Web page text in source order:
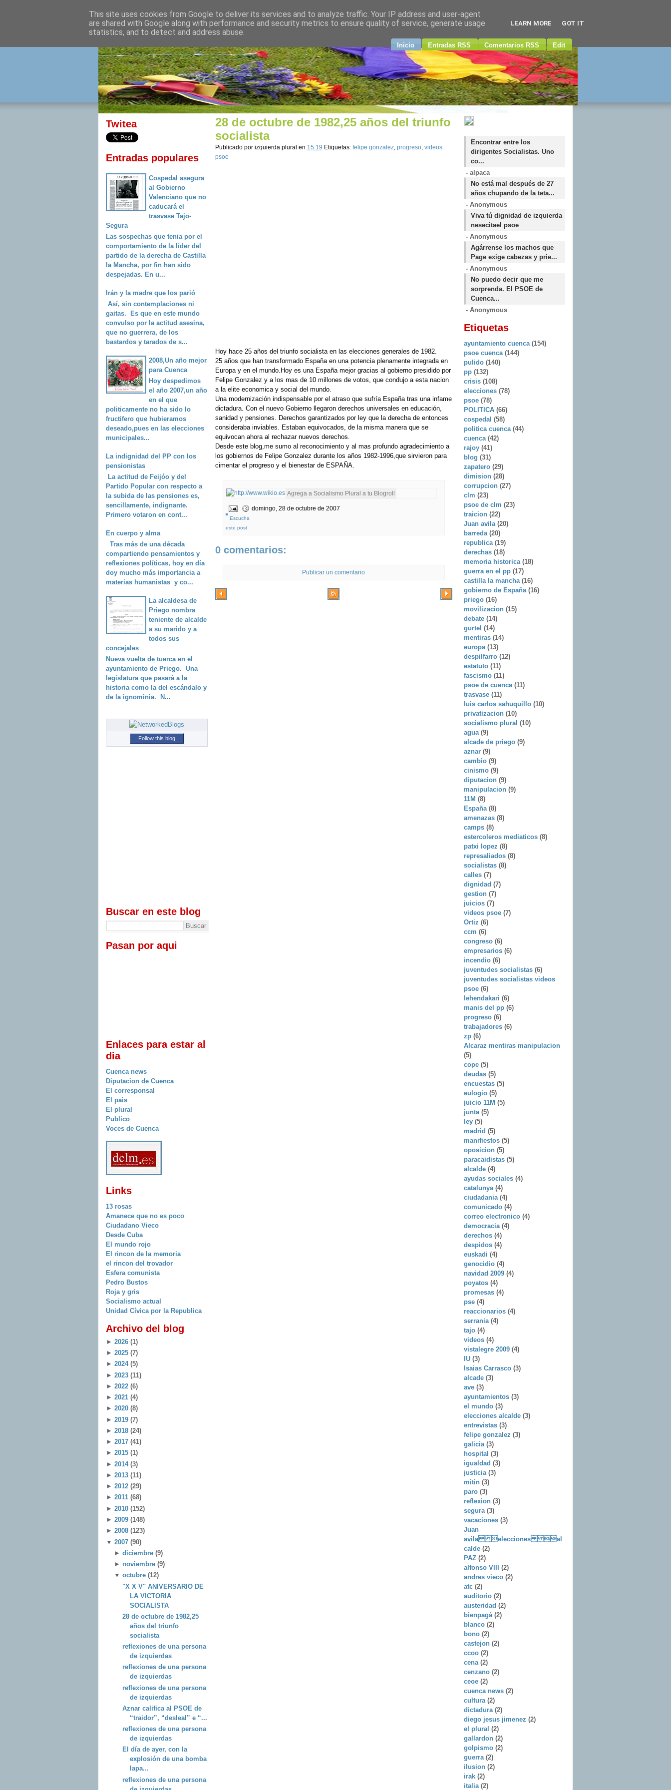
izquierda plural
Inicio Entradas RSS Comentarios RSS Edit
Twitea
Entradas populares
Cospedal asegura
al Gobierno
Valenciano que no
caducará el
trasvase Tajo-
Segura
Las sospechas que tenia por el
comportamiento de la líder del
partido de la derecha de Castilla
la Mancha, por fin han sido
despejadas. En u...
Irán y la madre que los parió
Así, sin contemplaciones ni
gaitas. Es que en este mundo
convulso por la actitud asesina,
que no guerrera, de los
bastardos y tarados de s...
2008,Un año mejor
para Cuenca
Hoy despedimos
el año 2007,un año
en el que
politicamente no ha sido lo
fructifero que hubieramos
deseado,pues en las elecciones
municipales...
La indignidad del PP con los
pensionistas
La actitud de Feijóo y del
Partido Popular con respecto a
la subida de las pensiones es,
sencillamente, indignante.
Primero votaron en cont...
En cuerpo y alma
Tras más de una década
compartiendo pensamientos y
reflexiones políticas, hoy en día
doy mucho más importancia a
materias humanistas y co...
La alcaldesa de
Priego nombra
teniente de alcalde
a su marido y a
todos sus
concejales
Nueva vuelta de tuerca en el
ayuntamiento de Priego. Una
legislatura que pasará a la
historia como la del escándalo y
de la ignominia. N...
Follow this blog
Buscar en este blog
Pasan por aqui
Enlaces para estar al
dia
Cuenca news
Diputacion de Cuenca
El corresponsal
El pais
El plural
Publico
Voces de Cuenca
Links
13 rosas
Amanece que no es poco
Ciudadano Vieco
Desde Cuba
El mundo rojo
El rincon de la memoria
el rincon del trovador
Esfera comunista
Pedro Bustos
Roja y gris
Socialismo actual
Unidad Cívica por la Republica
Archivo del blog
► 2026 (1)
► 2025 (7)
► 2024 (5)
► 2023 (11)
► 2022 (6)
► 2021 (4)
► 2020 (8)
► 2019 (7)
► 2018 (24)
► 2017 (41)
► 2015 (1)
► 2014 (3)
► 2013 (11)
► 2012 (29)
► 2011 (68)
► 2010 (152)
► 2009 (148)
► 2008 (123)
▼ 2007 (90)
► diciembre (9)
► noviembre (9)
▼ octubre (12)
"X X V" ANIVERSARIO DE
LA VICTORIA
SOCIALISTA
28 de octubre de 1982,25
años del triunfo
socialista
reflexiones de una persona
de izquierdas
reflexiones de una persona
de izquierdas
reflexiones de una persona
de izquierdas
Aznar califica al PSOE de
“traidor”, “desleal” e “...
reflexiones de una persona
de izquierdas
El día de ayer, con la
explosión de una bomba
lapa...
reflexiones de una persona
28 de octubre de 1982,25 años del triunfo
socialista
Publicado por izquierda plural en 15:19 Etiquetas: felipe gonzalez, progreso, videos
psoe
Hoy hace 25 años del triunfo socialista en las elecciones generales de 1982.
25 años que han transformado España en una potencia plenamente integrada en
Europa y en el mundo.Hoy es una España mejor gracias al gobierno presidido por
Felipe Gonzalez y a los mas de 10 millones de votos, que condujo a esta nacion
a la elite economica y social del mundo.
Una modernización indispensable por el atraso que sufría España tras una infame
dictadura. Con el nuevo Gobierno llegaron derechos universales en educación,
sanidad y pensiones. Derechos garantizados por ley que la derecha de entonces
consideraba inviables. Estaban equivocados, de la misma manera que se
equivocan ahora al rechazar nuevos derechos.
Desde este blog,me sumo al reconocimiento y al mas profundo agradecimiento a
los gobiernos de Felipe Gonzalez durante los años 1982-1996,que sirvieron para
cimentar el progreso y el bienestar de ESPAÑA.
domingo, 28 de octubre de 2007
Escucha
este post
0 comentarios:
Publicar un comentario
Encontrar entre los
dirigentes Socialistas. Uno
co...
- alpaca
No está mal después de 27
años chupando de la teta...
- Anonymous
Viva tú dignidad de izquierda
nesecitael psoe
- Anonymous
Agárrense los machos que
Page exige cabezas y prie...
- Anonymous
No puedo decir que me
sorprenda. El PSOE de
Cuenca...
- Anonymous
Etiquetas
ayuntamiento cuenca (154)
psoe cuenca (144)
pulido (140)
pp (132)
crisis (108)
elecciones (78)
psoe (78)
POLITICA (66)
cospedal (58)
politica cuenca (44)
cuenca (42)
rajoy (41)
blog (31)
zapatero (29)
dimision (28)
corrupcion (27)
clm (23)
psoe de clm (23)
traicion (22)
Juan avila (20)
barreda (20)
republica (19)
derechas (18)
memoria historica (18)
guerra en el pp (17)
castilla la mancha (16)
gobierno de España (16)
priego (16)
movilizacion (15)
debate (14)
gurtel (14)
mentiras (14)
europa (13)
despilfarro (12)
estatuto (11)
fascismo (11)
psoe de cuenca (11)
trasvase (11)
luis carlos sahuquillo (10)
privatizacion (10)
socialismo plural (10)
agua (9)
alcade de priego (9)
aznar (9)
cambio (9)
cinismo (9)
diputacion (9)
manipulacion (9)
11M (8)
España (8)
amenazas (8)
camps (8)
estercoleros mediaticos (8)
patxi lopez (8)
represaliados (8)
socialistas (8)
calles (7)
dignidad (7)
gestion (7)
juicios (7)
videos psoe (7)
Ortiz (6)
ccm (6)
congreso (6)
empresarios (6)
incendio (6)
juventudes socialistas (6)
juventudes socialistas videos
psoe (6)
lehendakari (6)
manis del pp (6)
progreso (6)
trabajadores (6)
zp (6)
Alcaraz mentiras manipulacion
(5)
cope (5)
deudas (5)
encuestas (5)
eulogio (5)
juicio 11M (5)
junta (5)
ley (5)
madrid (5)
manifiestos (5)
oposicion (5)
paracaidistas (5)
alcalde (4)
ayudas sociales (4)
catalunya (4)
ciudadania (4)
comunicado (4)
correo electronico (4)
democracia (4)
derechos (4)
despidos (4)
euskadi (4)
genocidio (4)
navidad 2009 (4)
poyatos (4)
promesas (4)
pse (4)
reaccionarios (4)
serrania (4)
tajo (4)
videos (4)
vistalegre 2009 (4)
IU (3)
Isaias Carrasco (3)
alcade (3)
ave (3)
ayuntamientos (3)
el mundo (3)
elecciones alcalde (3)
entrevistas (3)
felipe gonzalez (3)
galicia (3)
hospital (3)
igualdad (3)
justicia (3)
mitin (3)
paro (3)
reflexion (3)
segura (3)
vacaciones (3)
Juan
avila elecciones al
calde (2)
PAZ (2)
alfonso VIII (2)
andres vieco (2)
atc (2)
auditorio (2)
austeridad (2)
bienpagá (2)
blanco (2)
bono (2)
castejon (2)
ccoo (2)
cena (2)
cenzano (2)
ceoe (2)
cuenca news (2)
cultura (2)
dictadura (2)
diego jesus jimenez (2)
el plural (2)
gallardon (2)
golpismo (2)
guerra (2)
ilusion (2)
irak (2)
italia (2)
This site uses cookies from Google to deliver its services and to analyze traffic. Your IP address and user-agent
are shared with Google along with performance and security metrics to ensure quality of service, generate usage
statistics, and to detect and address abuse.
LEARN MORE GOT IT